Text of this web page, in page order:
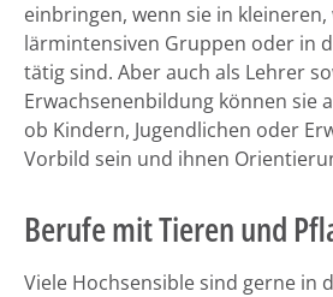
einbringen, wenn sie in
lärmintensiven Gruppen oder in
tätig sind. Aber auch als Lehrer
Erwachsenenbildung können sie
ob Kindern, Jugendlichen oder
Vorbild sein und ihnen
Berufe mit Tieren und
Viele Hochsensible sind gerne in